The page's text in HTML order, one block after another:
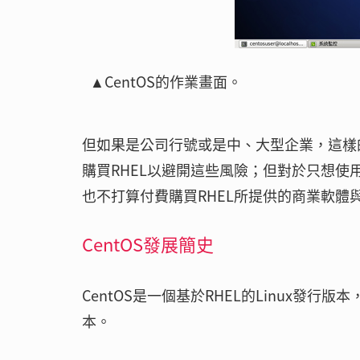
▲CentOS的作業畫面。
但如果是公司行號或是中、大型企業，這
購買RHEL以避開這些風險；但對於只想
也不打算付費購買RHEL所提供的商業軟
CentOS發展簡史
CentOS是一個基於RHEL的Linux發行版
本。